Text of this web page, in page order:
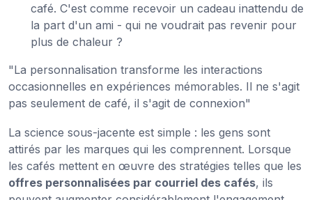
café. C'est comme recevoir un cadeau inattendu de
la part d'un ami - qui ne voudrait pas revenir pour
plus de chaleur ?
"La personnalisation transforme les interactions
occasionnelles en expériences mémorables. Il ne s'agit
pas seulement de café, il s'agit de connexion"
La science sous-jacente est simple : les gens sont
attirés par les marques qui les comprennent. Lorsque
les cafés mettent en œuvre des stratégies telles que les
offres personnalisées par courriel des cafés, ils